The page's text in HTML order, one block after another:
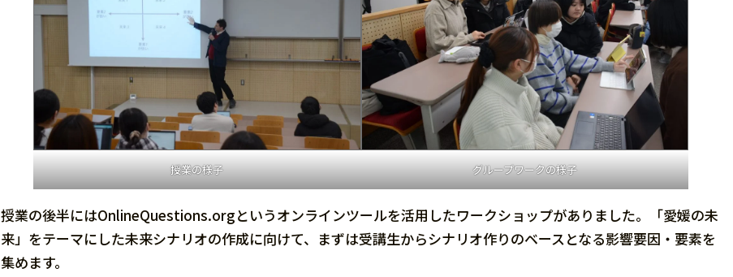
授業の様子 グループワークの様子
授業の後半にはOnlineQuestions.orgというオンラインツールを活用したワークショップがありました。「愛媛の未
来」をテーマにした未来シナリオの作成に向けて、まずは受講生からシナリオ作りのベースとなる影響要因・要素を
集めます。